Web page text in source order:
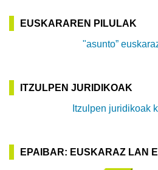
EUSKARAREN PILULAK
"asunto”
ITZULPEN JURIDIKOAK
Itzulpen juridikoak
EPAIBAR: EUSKARAZ LAN